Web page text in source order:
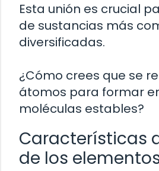
Esta unión es crucial
de sustancias más
diversificadas.
¿Cómo crees que se
átomos para formar
moléculas estables?
Características
de los